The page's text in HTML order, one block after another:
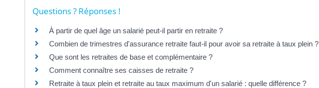
Questions ? Réponses !
À partir de quel âge un salarié peut-il partir en retraite ?
Combien de trimestres d'assurance retraite faut-il pour avoir sa retraite à taux plein ?
Que sont les retraites de base et complémentaire ?
Comment connaître ses caisses de retraite ?
Retraite à taux plein et retraite au taux maximum d'un salarié : quelle différence ?